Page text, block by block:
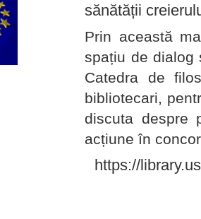
sănătății
Prin această
spațiu de dialog
Catedra de
bibliotecari,
discuta despre
acțiune în
https://